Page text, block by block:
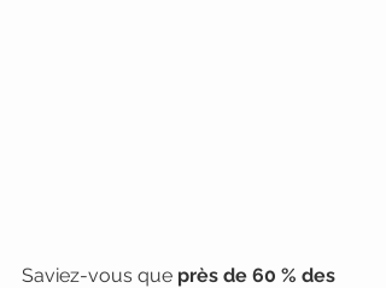
Saviez-vous que près de 60 % des